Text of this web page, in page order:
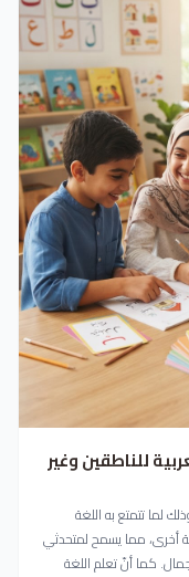
للناطقين وغير
لما تتمتع به اللغة
أخرى، مما يسمح لمتحدثي
كما أنّ تعلم اللغة